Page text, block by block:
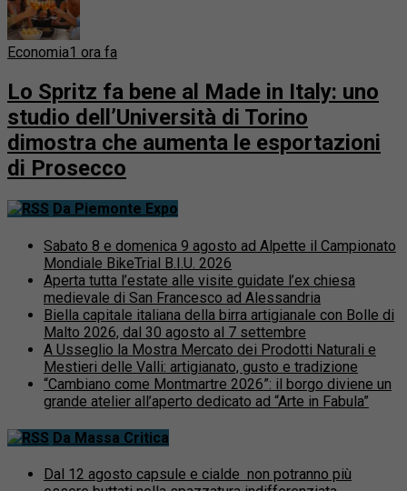
Economia1 ora fa
Lo Spritz fa bene al Made in Italy: uno
studio dell’Università di Torino
dimostra che aumenta le esportazioni
di Prosecco
Da Piemonte Expo
Sabato 8 e domenica 9 agosto ad Alpette il Campionato
Mondiale BikeTrial B.I.U. 2026
Aperta tutta l’estate alle visite guidate l’ex chiesa
medievale di San Francesco ad Alessandria
Biella capitale italiana della birra artigianale con Bolle di
Malto 2026, dal 30 agosto al 7 settembre
A Usseglio la Mostra Mercato dei Prodotti Naturali e
Mestieri delle Valli: artigianato, gusto e tradizione
“Cambiano come Montmartre 2026”: il borgo diviene un
grande atelier all’aperto dedicato ad “Arte in Fabula”
Da Massa Critica
Dal 12 agosto capsule e cialde non potranno più